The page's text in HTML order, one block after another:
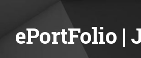
Skip to content
ePortFolio |